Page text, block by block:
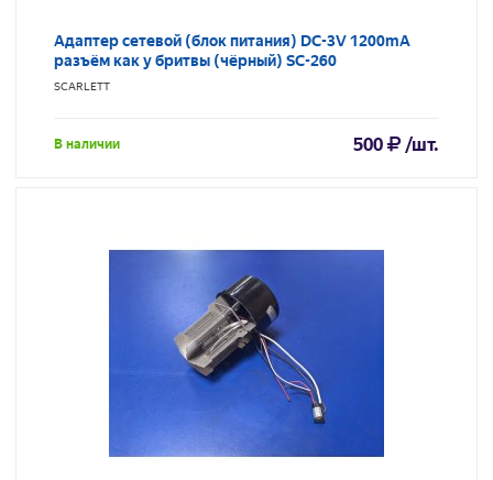
Адаптер сетевой (блок питания) DC-3V 1200mA
разъём как у бритвы (чёрный) SC-260
SCARLETT
В наличии 500 /шт.